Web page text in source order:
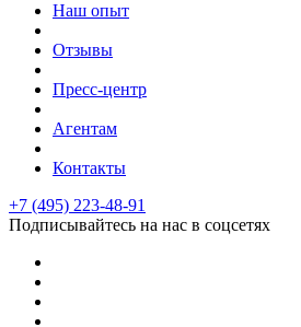
Наш опыт
Отзывы
Пресс-центр
Агентам
Контакты
+7 (495) 223-48-91
Подписывайтесь на нас в соцсетях